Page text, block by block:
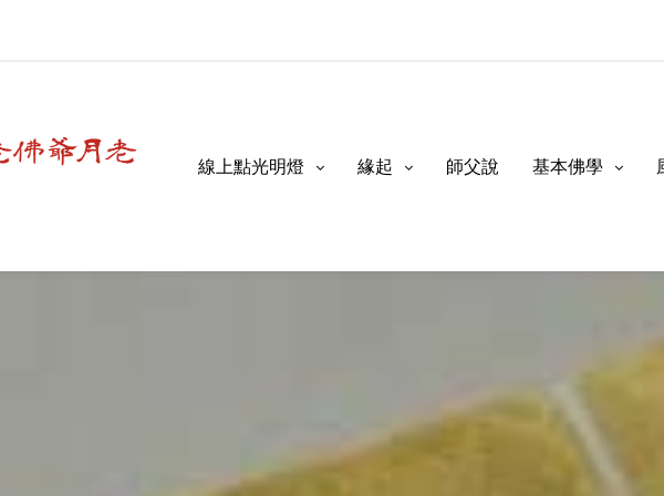
線上點光明燈 緣起 師父說 基本佛學